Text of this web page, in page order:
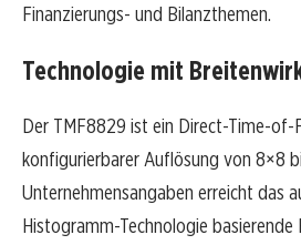
Finanzierungs- und Bilanzthemen.
Technologie mit
Der TMF8829 ist ein Direct-Time-
konfigurierbarer Auflösung von 8×8
Unternehmensangaben erreicht das
Histogramm-Technologie basierende